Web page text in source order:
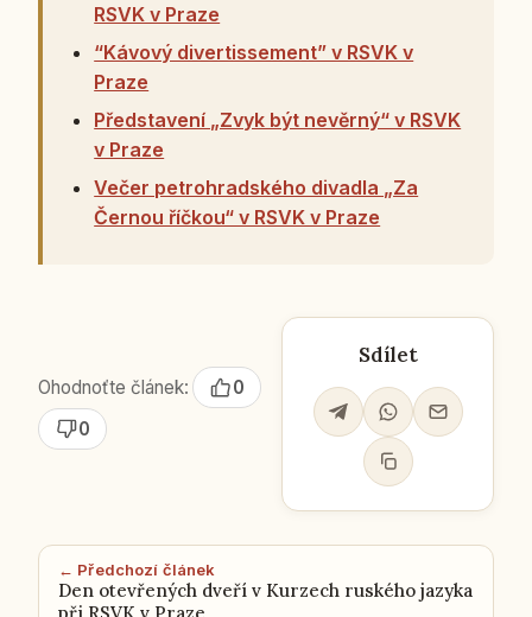
RSVK v Praze
“Kávový divertissement” v RSVK v
Praze
Představení „Zvyk být nevěrný“ v RSVK
v Praze
Večer petrohradského divadla „Za
Černou říčkou“ v RSVK v Praze
Ohodnoťte článek:
0
0
Sdílet
← Předchozí článek
Den otevřených dveří v Kurzech ruského jazyka
při RSVK v Praze